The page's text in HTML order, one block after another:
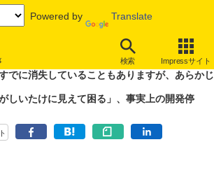
Powered by Translate
検索 Impressサイト
のやじうまWatch。
でに消失していることもありますが、あらかじ
しいたけに見えて困る」、事実上の開発停